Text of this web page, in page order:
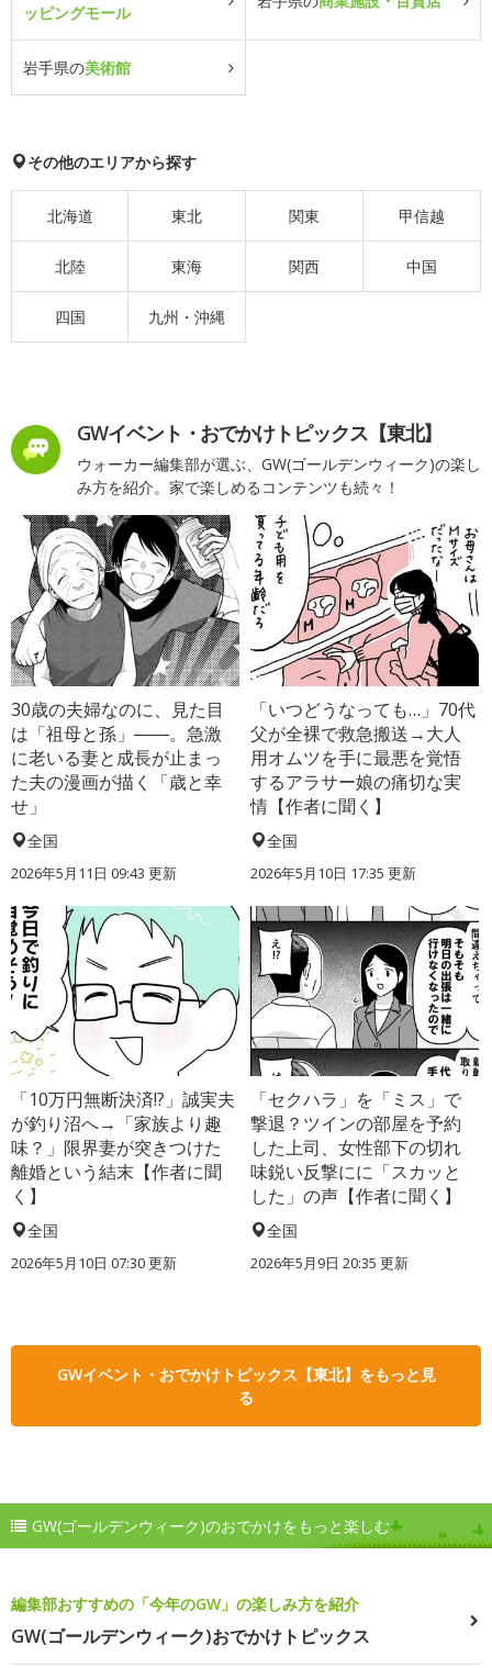
ッピングモール
岩手県の美術館
その他のエリアから探す
北海道 東北 関東 甲信越
北陸 東海 関西 中国
四国 九州・沖縄
GWイベント・おでかけトピックス【東北】
ウォーカー編集部が選ぶ、GW(ゴールデンウィーク)の楽し
み方を紹介。家で楽しめるコンテンツも続々！
30歳の夫婦なのに、見た目
は「祖母と孫」――。急激
に老いる妻と成長が止まっ
た夫の漫画が描く「歳と幸
せ」
全国
2026年5月11日 09:43 更新
「いつどうなっても…」70代
父が全裸で救急搬送→大人
用オムツを手に最悪を覚悟
するアラサー娘の痛切な実
情【作者に聞く】
全国
2026年5月10日 17:35 更新
「10万円無断決済!?」誠実夫
が釣り沼へ→「家族より趣
味？」限界妻が突きつけた
離婚という結末【作者に聞
く】
全国
2026年5月10日 07:30 更新
「セクハラ」を「ミス」で
撃退？ツインの部屋を予約
した上司、女性部下の切れ
味鋭い反撃にに「スカッと
した」の声【作者に聞く】
全国
2026年5月9日 20:35 更新
GWイベント・おでかけトピックス【東北】をもっと見
る
GW(ゴールデンウィーク)のおでかけをもっと楽しむ
編集部おすすめの「今年のGW」の楽しみ方を紹介
GW(ゴールデンウィーク)おでかけトピックス